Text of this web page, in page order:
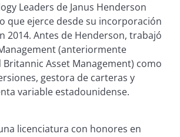
Leaders de Janus Henderson
que ejerce desde su incorporación
2014. Antes de Henderson, trabajó
(anteriormente
Britannic Asset Management) como
gestora de carteras y
variable estadounidense.
licenciatura con honores en